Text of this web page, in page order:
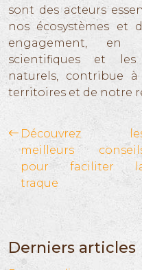
sont des acteurs
nos écosystèmes et
engagement, en
scientifiques et les
naturels, contribue
territoires et de notre
Découvrez
meilleurs
pour faciliter
traque
Derniers articles